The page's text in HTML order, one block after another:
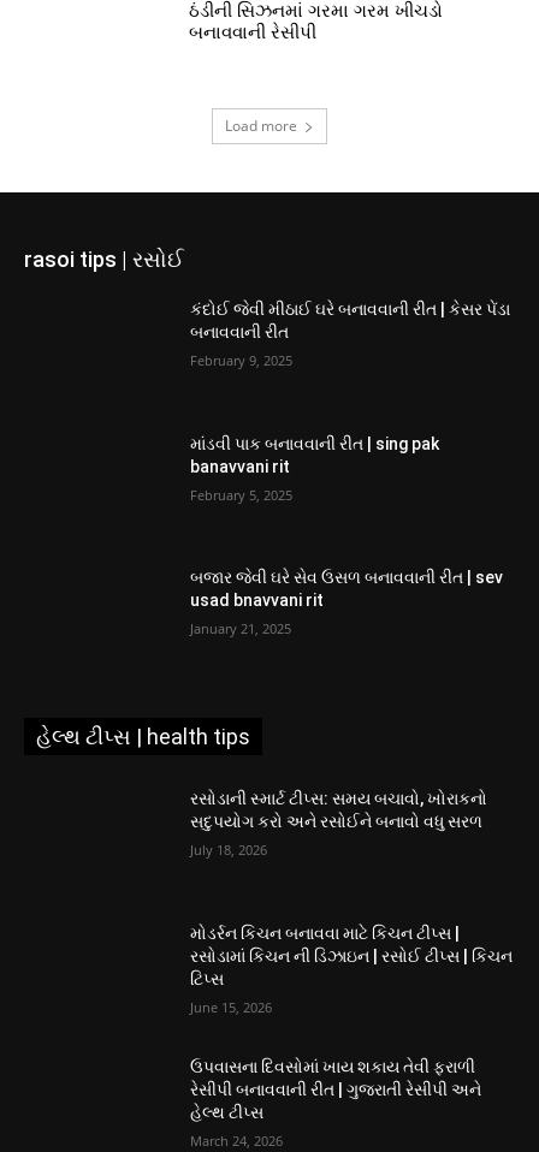
ઠંડીની સિઝનમાં ગરમા ગરમ ખીચડો
બનાવવાની રેસીપી
Load more
rasoi tips | રસોઈ
કંદોઈ જેવી મીઠાઈ ઘરે બનાવવાની રીત | કેસર પેંડા
બનાવવાની રીત
February 9, 2025
માંડવી પાક બનાવવાની રીત | sing pak
banavvani rit
February 5, 2025
બજાર જેવી ઘરે સેવ ઉસળ બનાવવાની રીત | sev
usad bnavvani rit
January 21, 2025
હેલ્થ ટીપ્સ | health tips
રસોડાની સ્માર્ટ ટીપ્સ: સમય બચાવો, ખોરાકનો
સદુપયોગ કરો અને રસોઈને બનાવો વધુ સરળ
July 18, 2026
મોડર્રન કિચન બનાવવા માટે કિચન ટીપ્સ |
રસોડામાં કિચન ની ડિઝાઇન | રસોઈ ટીપ્સ | કિચન
ટિપ્સ
June 15, 2026
ઉપવાસના દિવસોમાં ખાય શકાય તેવી ફરાળી
રેસીપી બનાવવાની રીત | ગુજરાતી રેસીપી અને
હેલ્થ ટીપ્સ
March 24, 2026